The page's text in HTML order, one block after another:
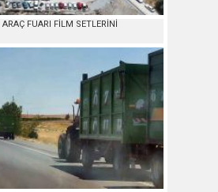
FUARI FİLM SETLERİNİ